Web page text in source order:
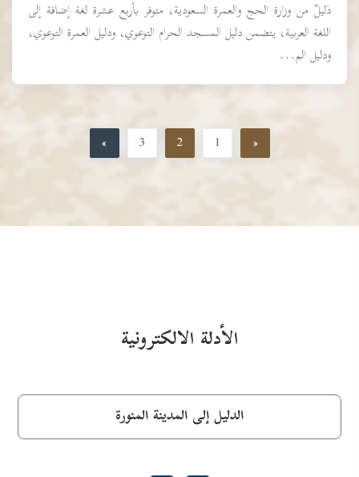
دَليلٌ من وزارة الحج والعمرة السعودية، متوفر بأربع عشرة لغة إضافة إلى
اللغة العربية، يتضمن دليل المسجد الحرام التوعوي، ودليل العمرة التوعوي،
ودليل الم...
«
1
2
3
»
الأدلة الالكترونية
الدليل إلى المدينة المنورة